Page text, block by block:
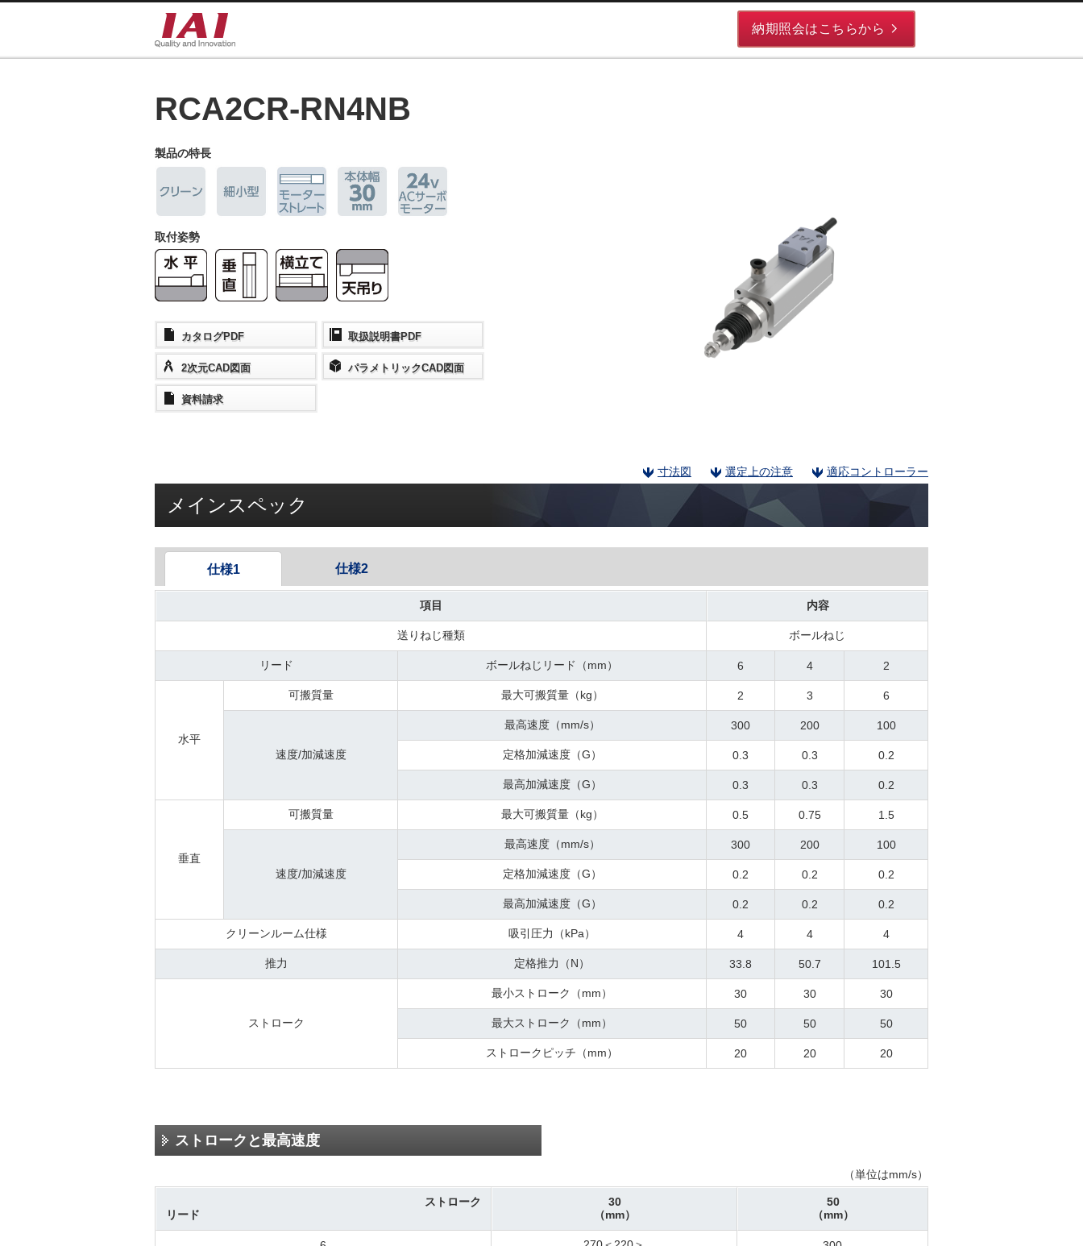
納期照会はこちらから
RCA2CR-RN4NB
製品の特長
取付姿勢
カタログPDF
2次元CAD図面
資料請求
取扱説明書PDF
パラメトリックCAD図面
寸法図 選定上の注意 適応コントローラー
メインスペック
仕様1
項目 内容
送りねじ種類 ボールねじ
リード ボールねじリード（mm） 6 4 2
水平
可搬質量 最大可搬質量（kg） 2 3 6
速度/加減速度
最高速度（mm/s） 300 200 100
定格加減速度（G） 0.3 0.3 0.2
最高加減速度（G） 0.3 0.3 0.2
垂直
可搬質量 最大可搬質量（kg） 0.5 0.75 1.5
速度/加減速度
最高速度（mm/s） 300 200 100
定格加減速度（G） 0.2 0.2 0.2
最高加減速度（G） 0.2 0.2 0.2
クリーンルーム仕様 吸引圧力（kPa） 4 4 4
推力 定格推力（N） 33.8 50.7 101.5
ストローク
最小ストローク（mm） 30 30 30
最大ストローク（mm） 50 50 50
ストロークピッチ（mm） 20 20 20
仕様2
ストロークと最高速度
（単位はmm/s）
ストローク
リード
30
（mm）
50
（mm）